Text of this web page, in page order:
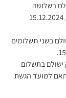
ישולם בשלושה
שווים במועדים אלה: 15.10.2024, 15.12.2024
המענק ישולם בשני תשלומים
900 ₪, המענק ישולם בתשלום
למועד הגשת